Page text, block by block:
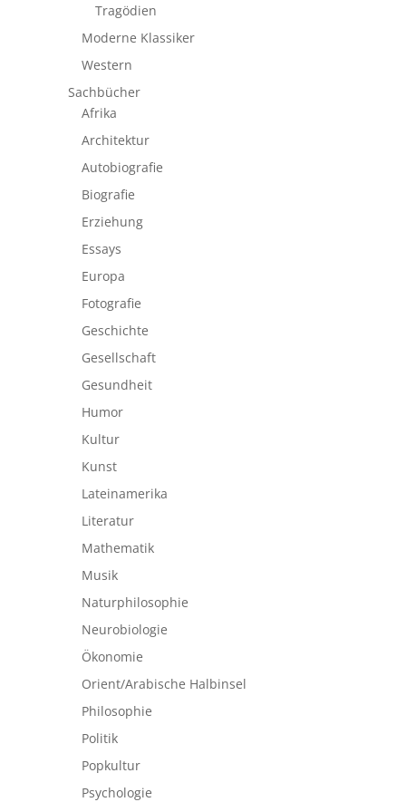
Tragödien
Moderne Klassiker
Western
Sachbücher
Afrika
Architektur
Autobiografie
Biografie
Erziehung
Essays
Europa
Fotografie
Geschichte
Gesellschaft
Gesundheit
Humor
Kultur
Kunst
Lateinamerika
Literatur
Mathematik
Musik
Naturphilosophie
Neurobiologie
Ökonomie
Orient/Arabische Halbinsel
Philosophie
Politik
Popkultur
Psychologie